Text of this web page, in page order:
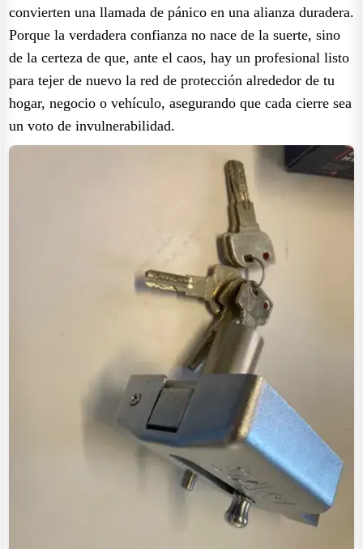
convierten una llamada de pánico en una alianza duradera.
Porque la verdadera confianza no nace de la suerte, sino
de la certeza de que, ante el caos, hay un profesional listo
para tejer de nuevo la red de protección alrededor de tu
hogar, negocio o vehículo, asegurando que cada cierre sea
un voto de invulnerabilidad.